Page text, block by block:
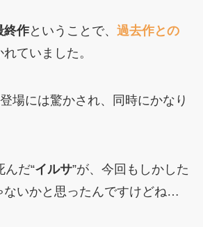
終作ということで、 過去作との
ていました。
場には驚かされ、同時にかなり
んだ“イルサ”が、今回もしかした
ないかと思ったんですけどね…